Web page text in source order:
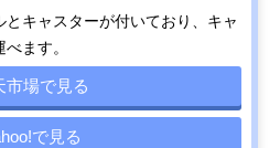
キャスターが付いており、キャ
ます。
市場で見る
で見る